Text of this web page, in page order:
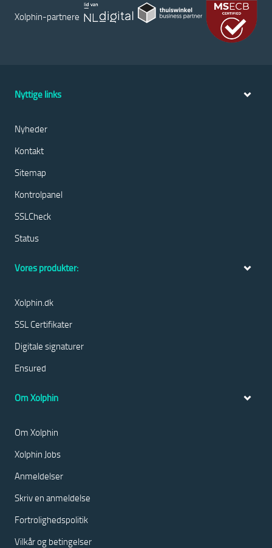
Xolphin-partnere
Nyttige links
Nyheder
Kontakt
Sitemap
Kontrolpanel
SSLCheck
Status
Vores produkter:
Xolphin.dk
SSL Certifikater
Digitale signaturer
Ensured
Om Xolphin
Om Xolphin
Xolphin Jobs
Anmeldelser
Skriv en anmeldelse
Fortrolighedspolitik
Vilkår og betingelser